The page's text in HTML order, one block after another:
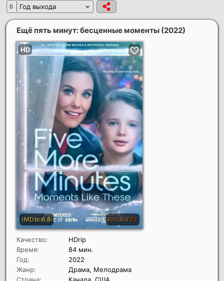
0 Год выхода
Ещё пять минут: бесценные моменты (2022)
Качество:
HDrip
Время:
84 мин.
Год:
2022
Жанр:
Драма, Мелодрама